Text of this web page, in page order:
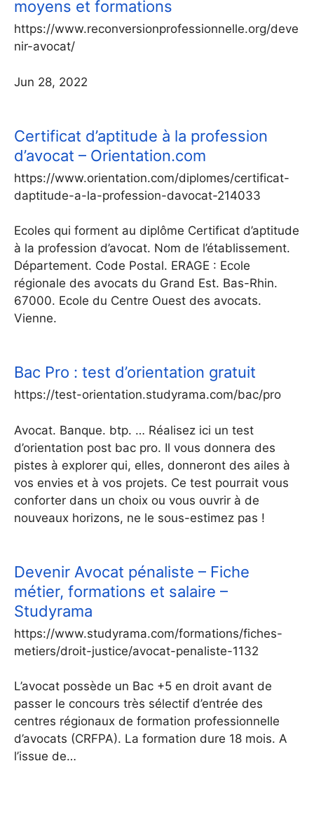
moyens et formations
https://www.reconversionprofessionnelle.org/deve
nir-avocat/
Jun 28, 2022
Certificat d’aptitude à la profession
d’avocat – Orientation.com
https://www.orientation.com/diplomes/certificat-
daptitude-a-la-profession-davocat-214033
Ecoles qui forment au diplôme Certificat d’aptitude
à la profession d’avocat. Nom de l’établissement.
Département. Code Postal. ERAGE : Ecole
régionale des avocats du Grand Est. Bas-Rhin.
67000. Ecole du Centre Ouest des avocats.
Vienne.
Bac Pro : test d’orientation gratuit
https://test-orientation.studyrama.com/bac/pro
Avocat. Banque. btp. … Réalisez ici un test
d’orientation post bac pro. Il vous donnera des
pistes à explorer qui, elles, donneront des ailes à
vos envies et à vos projets. Ce test pourrait vous
conforter dans un choix ou vous ouvrir à de
nouveaux horizons, ne le sous-estimez pas !
Devenir Avocat pénaliste – Fiche
métier, formations et salaire –
Studyrama
https://www.studyrama.com/formations/fiches-
metiers/droit-justice/avocat-penaliste-1132
L’avocat possède un Bac +5 en droit avant de
passer le concours très sélectif d’entrée des
centres régionaux de formation professionnelle
d’avocats (CRFPA). La formation dure 18 mois. A
l’issue de…